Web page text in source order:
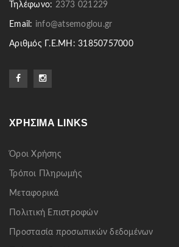
Τηλέφωνο: 2373 021229
Email: info@atsemoglou.gr
Αριθμός Γ.Ε.ΜΗ: 31850757000
ΧΡΉΣΙΜΑ LINKS
Όροι Χρήσης
Τρόποι Πληρωμής
Μεταφορικά
Πολιτική Επιστροφών
Προστασία προσωπικών δεδομένων